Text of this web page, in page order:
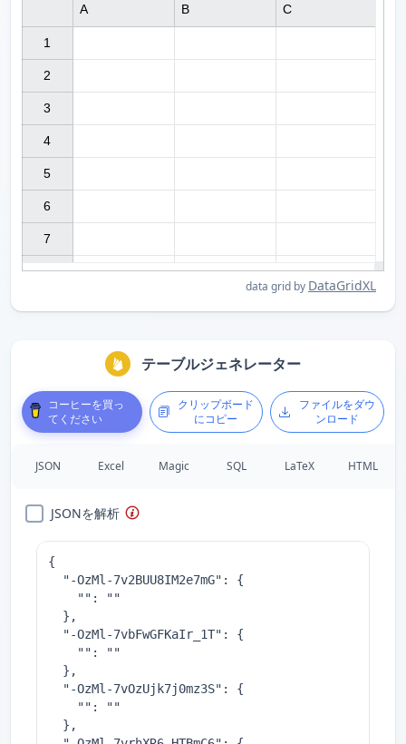
data grid by DataGridXL
1
2
3
4
5
6
7
A B C
テーブルジェネレーター
コーヒーを買っ
てください
クリップボード
にコピー
ファイルをダウ
ンロード
JSON Excel Magic SQL LaTeX HTML
JSONを解析